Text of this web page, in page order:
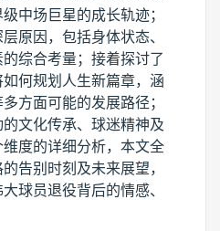
中场巨星的成长轨迹；
原因，包括身体状态、
综合考量；接着探讨了
何规划人生新篇章，涵
方面可能的发展路径；
文化传承、球迷精神及
度的详细分析，本文全
告别时刻及未来展望，
球员退役背后的情感、